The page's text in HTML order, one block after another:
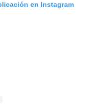
en Instagram